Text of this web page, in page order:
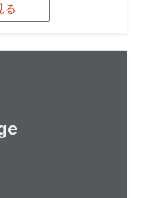
る